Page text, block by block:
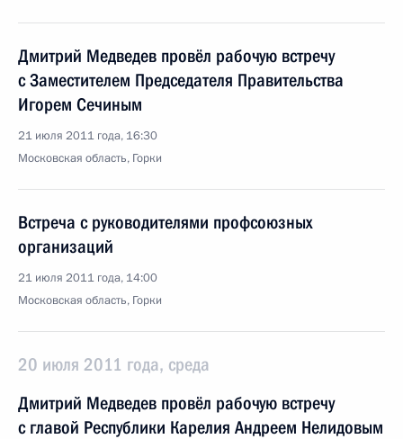
Дмитрий Медведев провёл рабочую встречу
с Заместителем Председателя Правительства
Игорем Сечиным
21 июля 2011 года, 16:30
Московская область, Горки
Встреча с руководителями профсоюзных
организаций
21 июля 2011 года, 14:00
Московская область, Горки
20 июля 2011 года, среда
Дмитрий Медведев провёл рабочую встречу
с главой Республики Карелия Андреем Нелидовым